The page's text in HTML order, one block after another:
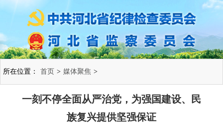
所在位置： 首页 > 媒体聚焦 >
一刻不停全面从严治党，为强国建设、民
族复兴提供坚强保证